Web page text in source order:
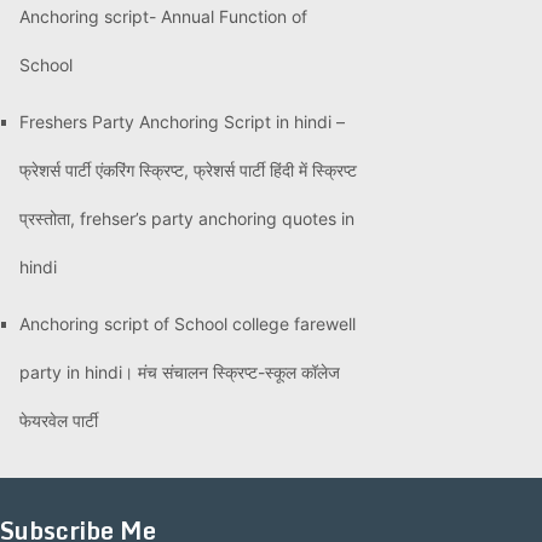
Anchoring script- Annual Function of
School
Freshers Party Anchoring Script in hindi –
फ्रेशर्स पार्टी एंकरिंग स्क्रिप्ट, फ्रेशर्स पार्टी हिंदी में स्क्रिप्ट
प्रस्तोता, frehser’s party anchoring quotes in
hindi
Anchoring script of School college farewell
party in hindi। मंच संचालन स्क्रिप्ट-स्कूल कॉलेज
फेयरवेल पार्टी
Subscribe Me